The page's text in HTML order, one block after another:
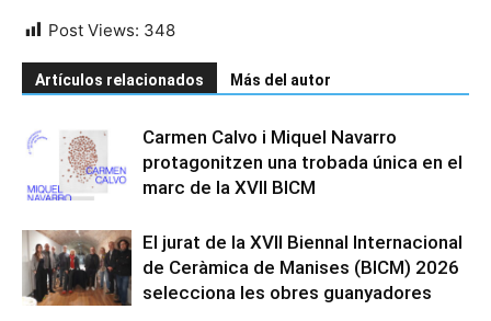
Post Views: 348
Artículos relacionados Más del autor
Carmen Calvo i Miquel Navarro
protagonitzen una trobada única en el
marc de la XVII BICM
El jurat de la XVII Biennal Internacional
de Ceràmica de Manises (BICM) 2026
selecciona les obres guanyadores